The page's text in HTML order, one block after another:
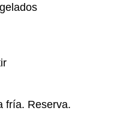
fría. Reserva.